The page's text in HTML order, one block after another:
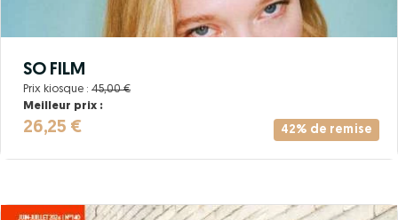
42% de remise
SO FILM
Prix kiosque : 45,00 €
Meilleur prix :
26,25 €